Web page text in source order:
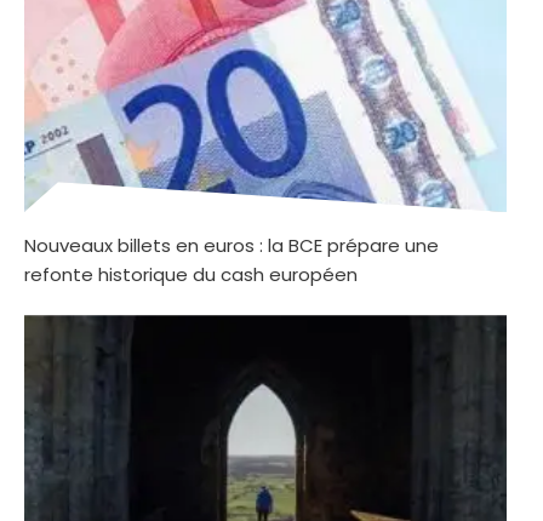
Nouveaux billets en euros : la BCE prépare une
refonte historique du cash européen